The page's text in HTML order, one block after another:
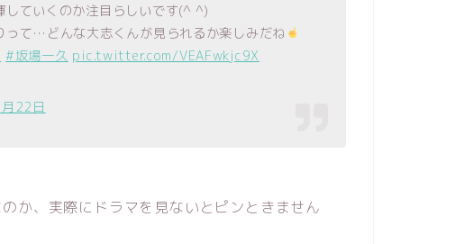
していくのか注目らしいです(^ ^)
て…どんな大志くんが見られるか楽しみだね
#坂場一久 pic.twitter.com/VEAFwkjc9X
22日
か、実際にドラマを見ないとピンときません